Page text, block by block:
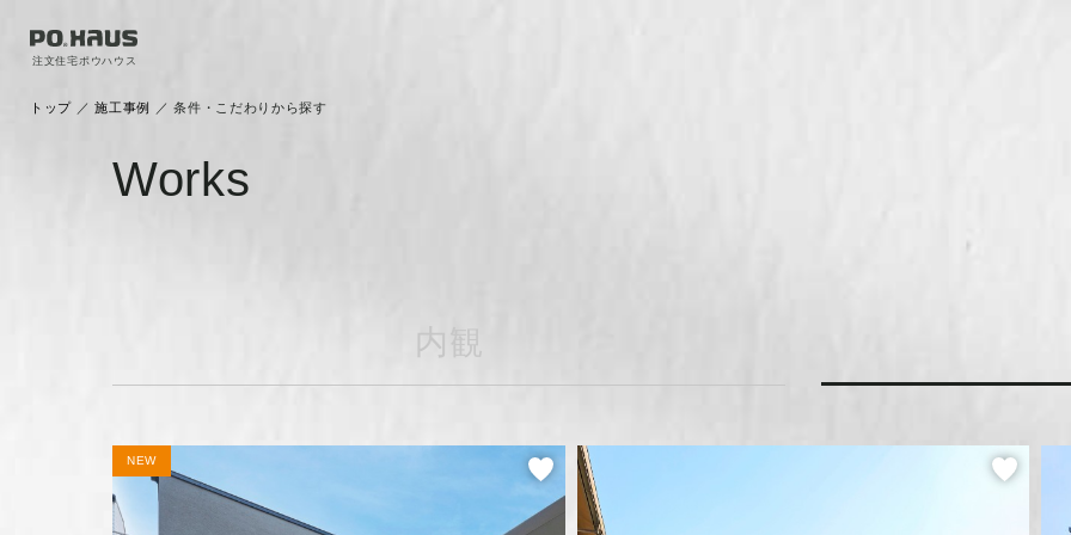
注文住宅ポウハウス
トップ ／施工事例 ／条件・こだわりから探す
Works
内観
NEW